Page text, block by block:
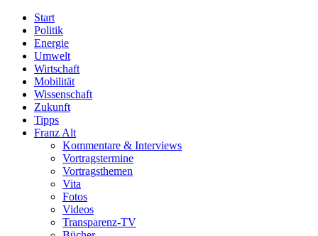
Start
Politik
Energie
Umwelt
Wirtschaft
Mobilität
Wissenschaft
Zukunft
Tipps
Franz Alt
Kommentare & Interviews
Vortragstermine
Vortragsthemen
Vita
Fotos
Videos
Transparenz-TV